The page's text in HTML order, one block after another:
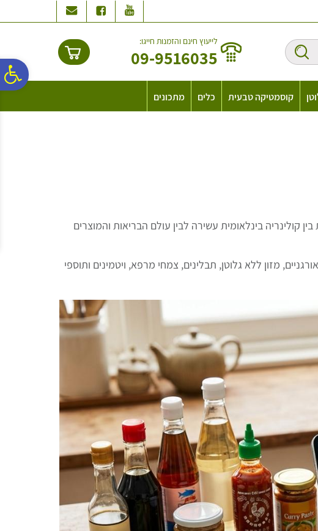
נגישות
אתר
המרכזי
לייעוץ חינם והזמנות חייגו:
09-9516035
קוסמטיקה טבעית כלים מתכונים
בינלאומית עשירה לבין עולם הבריאות והמוצרים
מזון ללא גלוטן, תבלינים, צמחי מרפא, ויטמינים ותוספי